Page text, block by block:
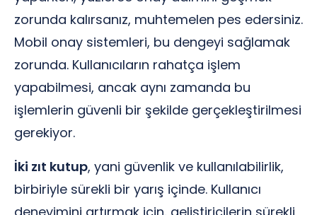
zorunda kalırsanız, muhtemelen pes edersiniz.
Mobil onay sistemleri, bu dengeyi sağlamak
zorunda. Kullanıcıların rahatça işlem
yapabilmesi, ancak aynı zamanda bu
işlemlerin güvenli bir şekilde gerçekleştirilmesi
gerekiyor.
İki zıt kutup, yani güvenlik ve kullanılabilirlik,
birbiriyle sürekli bir yarış içinde. Kullanıcı